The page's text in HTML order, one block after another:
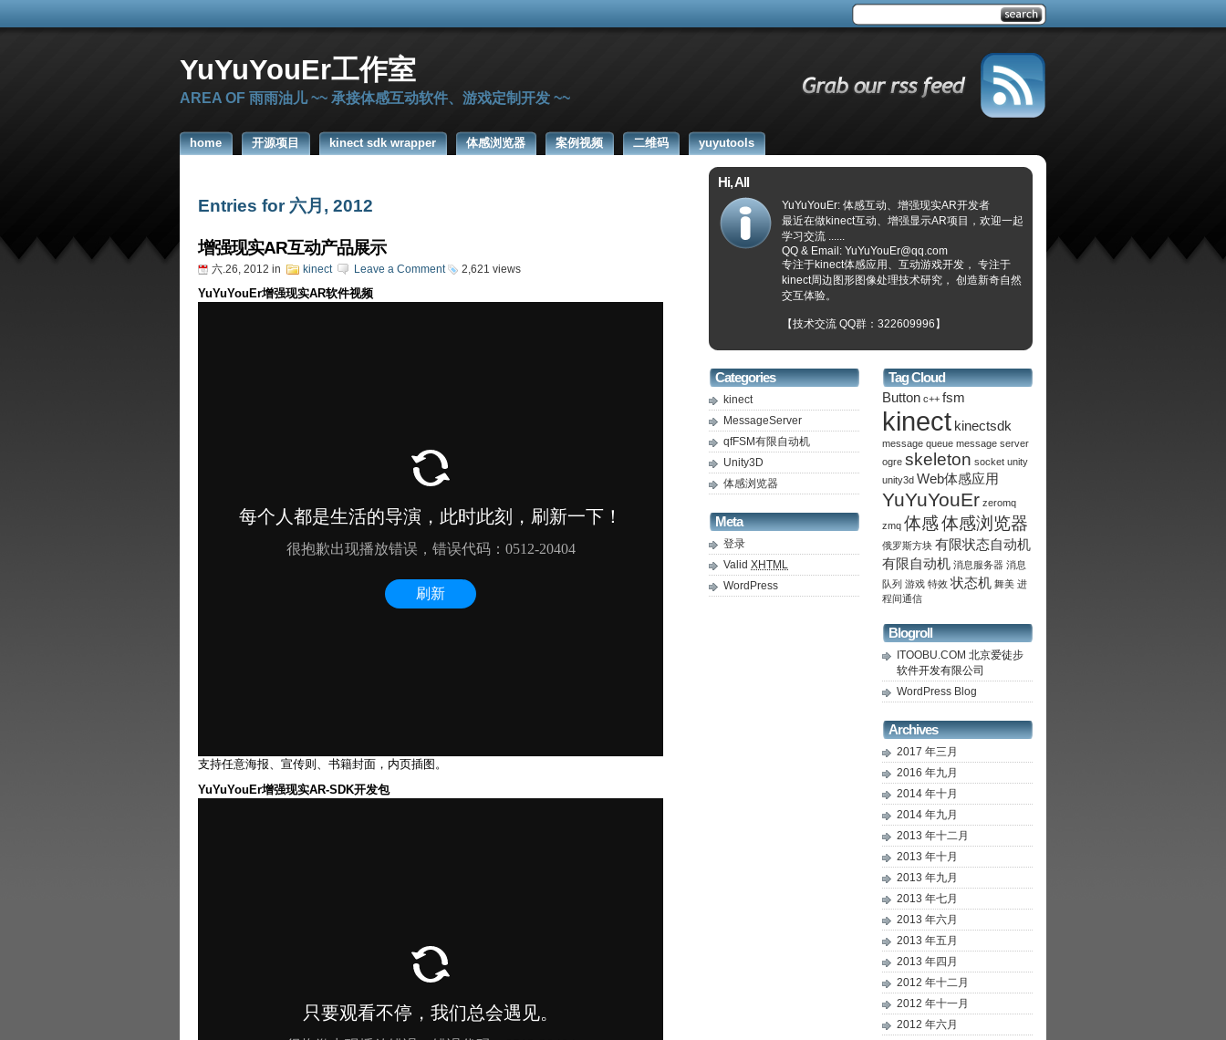
YuYuYouEr工作室
AREA OF 雨雨油儿 ~~ 承接体感互动软件、游戏定制开发 ~~
home 开源项目 kinect sdk wrapper 体感浏览器 案例视频 二维码 yuyutools
Entries for 六月, 2012
增强现实AR互动产品展示
六.26, 2012 in kinect Leave a Comment 2,621 views
YuYuYouEr增强现实AR软件视频
支持任意海报、宣传则、书籍封面，内页插图。
YuYuYouEr增强现实AR-SDK开发包
Hi, All
YuYuYouEr: 体感互动、增强现实AR开发者
最近在做kinect互动、增强显示AR项目，欢迎一起
学习交流 ......
QQ & Email: YuYuYouEr@qq.com
专注于kinect体感应用、互动游戏开发， 专注于
kinect周边图形图像处理技术研究， 创造新奇自然
交互体验。
【技术交流 QQ群：322609996】
Categories
kinect
MessageServer
qfFSM有限自动机
Unity3D
体感浏览器
Meta
登录
Valid XHTML
WordPress
Tag Cloud
Button c++ fsm
kinect kinectsdk
message queue message server
ogre skeleton socket unity
unity3d Web体感应用
YuYuYouEr zeromq
zmq 体感体感浏览器
俄罗斯方块 有限状态自动机
有限自动机 消息服务器 消息
队列 游戏 特效 状态机 舞美 进
程间通信
Blogroll
ITOOBU.COM 北京爱徒步
软件开发有限公司
WordPress Blog
Archives
2017 年三月
2016 年九月
2014 年十月
2014 年九月
2013 年十二月
2013 年十月
2013 年九月
2013 年七月
2013 年六月
2013 年五月
2013 年四月
2012 年十二月
2012 年十一月
2012 年六月